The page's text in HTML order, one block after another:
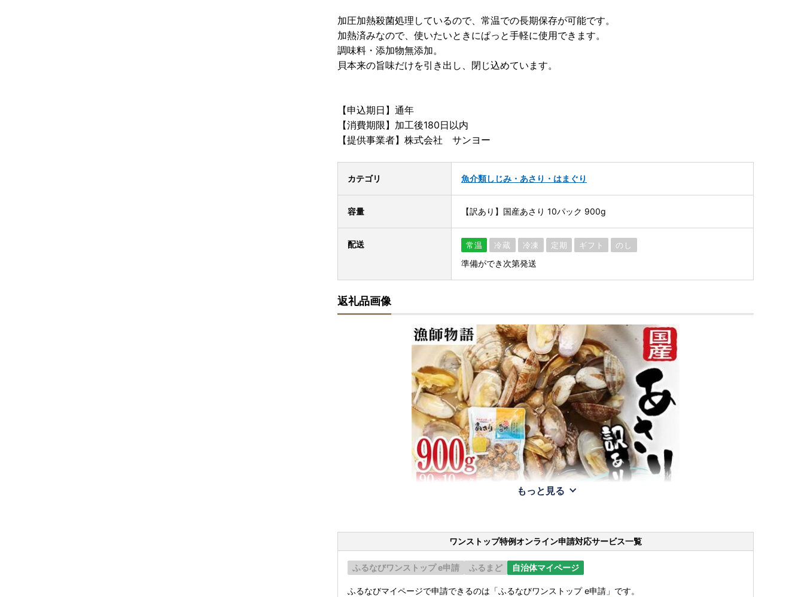
加圧加熱殺菌処理しているので、常温での長期保存が可能です。
加熱済みなので、使いたいときにぱっと手軽に使用できます。
調味料・添加物無添加。
貝本来の旨味だけを引き出し、閉じ込めています。
【申込期日】通年
【消費期限】加工後180日以内
【提供事業者】株式会社 サンヨー
カテゴリ 魚介類しじみ・あさり・はまぐり
容量 【訳あり】国産あさり 10パック 900g
配送 常温 冷蔵 冷凍 定期 ギフト のし
準備ができ次第発送
返礼品画像
もっと見る
ワンストップ特例オンライン申請対応サービス一覧
ふるなびワンストップ e申請 ふるまど 自治体マイページ
ふるなびマイページで申請できるのは「ふるなびワンストップ e申請」です。